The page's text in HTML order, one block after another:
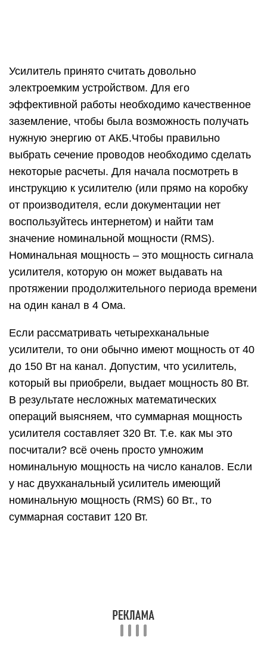
Усилитель принято считать довольно
электроемким устройством. Для его
эффективной работы необходимо качественное
заземление, чтобы была возможность получать
нужную энергию от АКБ.Чтобы правильно
выбрать сечение проводов необходимо сделать
некоторые расчеты. Для начала посмотреть в
инструкцию к усилителю (или прямо на коробку
от производителя, если документации нет
воспользуйтесь интернетом) и найти там
значение номинальной мощности (RMS).
Номинальная мощность – это мощность сигнала
усилителя, которую он может выдавать на
протяжении продолжительного периода времени
на один канал в 4 Ома.
Если рассматривать четырехканальные
усилители, то они обычно имеют мощность от 40
до 150 Вт на канал. Допустим, что усилитель,
который вы приобрели, выдает мощность 80 Вт.
В результате несложных математических
операций выясняем, что суммарная мощность
усилителя составляет 320 Вт. Т.е. как мы это
посчитали? всё очень просто умножим
номинальную мощность на число каналов. Если
у нас двухканальный усилитель имеющий
номинальную мощность (RMS) 60 Вт., то
суммарная составит 120 Вт.